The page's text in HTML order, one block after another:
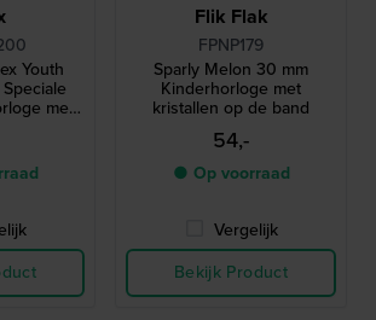
Youth
met
Flik Flak
FPNP179
Sparly Melon 30 mm
Kinderhorloge met
kristallen op de band
54,-
● Op voorraad
Vergelijk
Bekijk Product